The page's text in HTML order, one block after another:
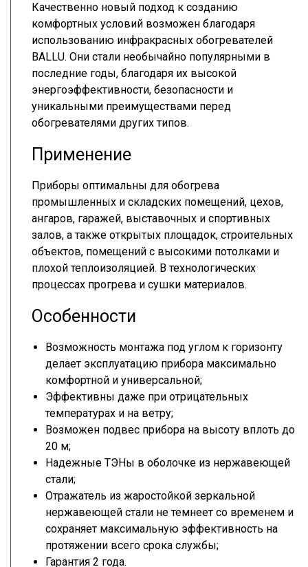
Качественно новый подход к созданию
комфортных условий возможен благодаря
использованию инфракрасных обогревателей
BALLU. Они стали необычайно популярными в
последние годы, благодаря их высокой
энергоэффективности, безопасности и
уникальными преимуществами перед
обогревателями других типов.
Применение
Приборы оптимальны для обогрева
промышленных и складских помещений, цехов,
ангаров, гаражей, выставочных и спортивных
залов, а также открытых площадок, строительных
объектов, помещений с высокими потолками и
плохой теплоизоляцией. В технологических
процессах прогрева и сушки материалов.
Особенности
Возможность монтажа под углом к горизонту
делает эксплуатацию прибора максимально
комфортной и универсальной;
Эффективны даже при отрицательных
температурах и на ветру;
Возможен подвес прибора на высоту вплоть до
20 м;
Надежные ТЭНы в оболочке из нержавеющей
стали;
Отражатель из жаростойкой зеркальной
нержавеющей стали не темнеет со временем и
сохраняет максимальную эффективность на
протяжении всего срока службы;
Гарантия 2 года.